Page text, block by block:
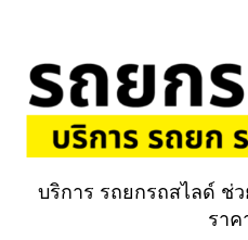
บริการ รถยกรถสไลด์ ช่
ราค